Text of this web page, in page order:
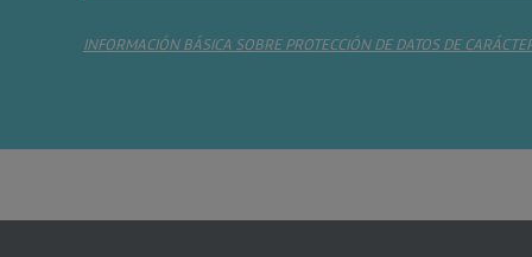
INFORMACIÓN BÁSICA SOBRE PROTECCIÓN DE DATOS DE